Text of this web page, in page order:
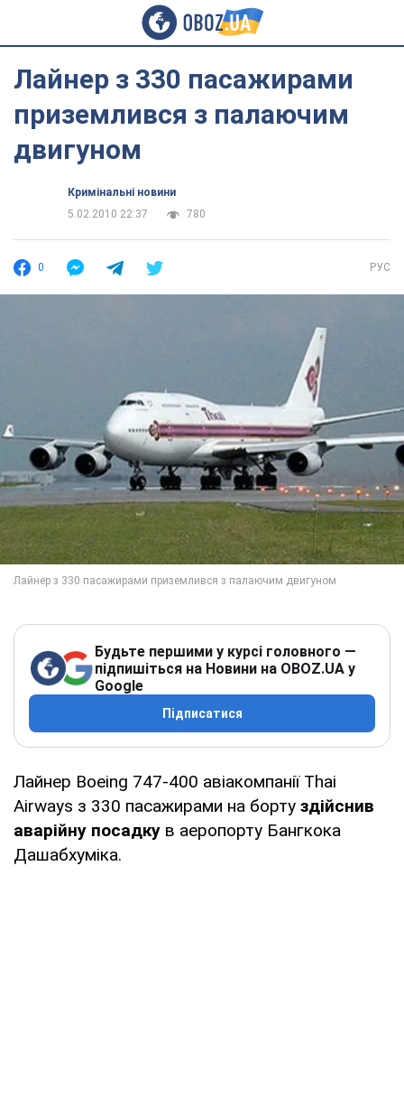
Лайнер з 330 пасажирами
приземлився з палаючим
двигуном
Кримінальні новини
5.02.2010 22:37
780
0 РУС
Будьте першими у курсі головного —
підпишіться на Новини на OBOZ.UA у
Google
Підписатися
Лайнер Boeing 747-400 авіакомпанії Thai
Airways з 330 пасажирами на борту здійснив
аварійну посадку в аеропорту Бангкока
Дашабхуміка.